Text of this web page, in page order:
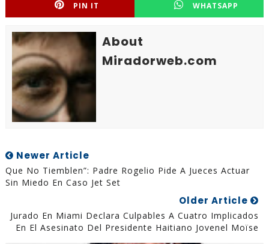
PIN IT WHATSAPP
About
Miradorweb.com
Newer Article
Que No Tiemblen”: Padre Rogelio Pide A Jueces Actuar
Sin Miedo En Caso Jet Set
Older Article
Jurado En Miami Declara Culpables A Cuatro Implicados
En El Asesinato Del Presidente Haitiano Jovenel Moïse